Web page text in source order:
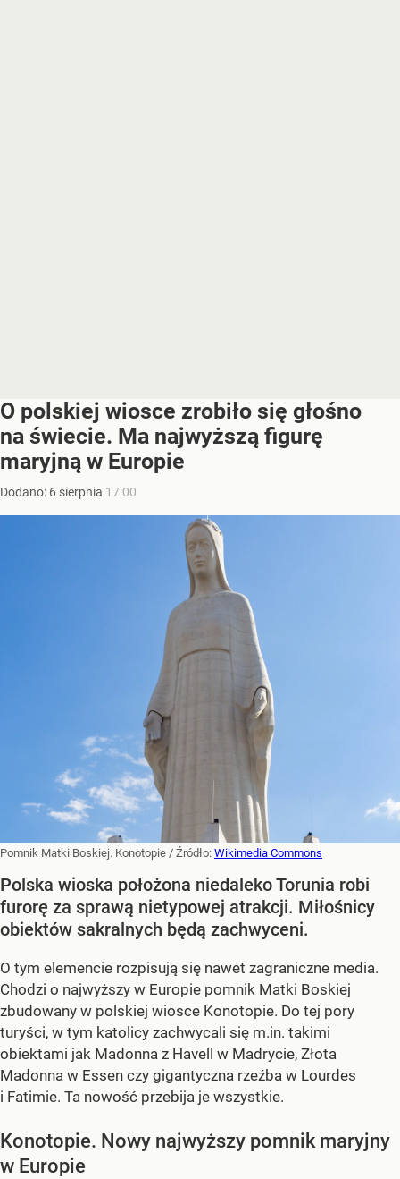
O polskiej wiosce zrobiło się głośno
na świecie. Ma najwyższą figurę
maryjną w Europie
Dodano: 6 sierpnia 17:00
Pomnik Matki Boskiej. Konotopie / Źródło: Wikimedia Commons
Polska wioska położona niedaleko Torunia robi
furorę za sprawą nietypowej atrakcji. Miłośnicy
obiektów sakralnych będą zachwyceni.
O tym elemencie rozpisują się nawet zagraniczne media.
Chodzi o najwyższy w Europie pomnik Matki Boskiej
zbudowany w polskiej wiosce Konotopie. Do tej pory
turyści, w tym katolicy zachwycali się m.in. takimi
obiektami jak Madonna z Havell w Madrycie, Złota
Madonna w Essen czy gigantyczna rzeźba w Lourdes
i Fatimie. Ta nowość przebija je wszystkie.
Konotopie. Nowy najwyższy pomnik maryjny
w Europie